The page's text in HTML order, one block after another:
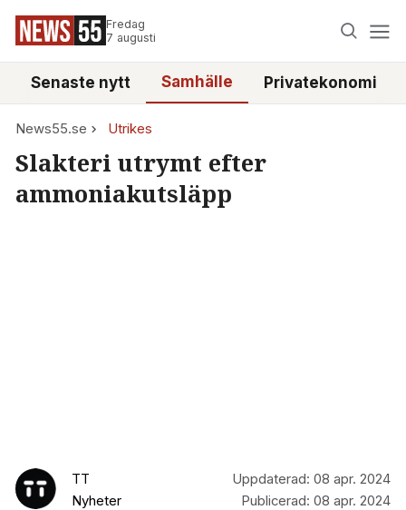
Fredag
7 augusti
Senaste nytt Samhälle Privatekonomi
News55.se Utrikes
Slakteri utrymt efter
ammoniakutsläpp
TT
Nyheter
Uppdaterad: 08 apr. 2024
Publicerad: 08 apr. 2024